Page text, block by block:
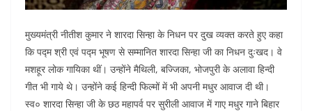
मुख्यमंत्री नीतीश कुमार ने शारदा सिन्हा के निधन पर दुख व्यक्त करते हुए कहा
कि पद्म श्री एवं पद्म भूषण से सम्मानित शारदा सिन्हा जी का निधन दुःखद। वे
मशहूर लोक गायिका थीं। उन्होंने मैथिली, बज्जिका, भोजपुरी के अलावा हिन्दी
गीत भी गाये थे। उन्होंने कई हिन्दी फिल्मों में भी अपनी मधुर आवाज दी थी।
स्व० शारदा सिन्हा जी के छठ महापर्व पर सुरीली आवाज में गाए मधुर गाने बिहार